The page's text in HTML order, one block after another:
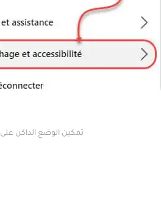
تمكين الوضع الداكن على Facebook